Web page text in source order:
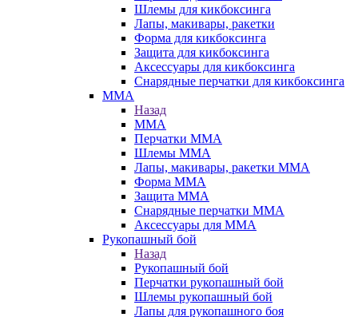
Шлемы для кикбоксинга
Лапы, макивары, ракетки
Форма для кикбоксинга
Защита для кикбоксинга
Аксессуары для кикбоксинга
Снарядные перчатки для кикбоксинга
ММА
Назад
ММА
Перчатки ММА
Шлемы ММА
Лапы, макивары, ракетки ММА
Форма ММА
Защита ММА
Снарядные перчатки ММА
Аксессуары для ММА
Рукопашный бой
Назад
Рукопашный бой
Перчатки рукопашный бой
Шлемы рукопашный бой
Лапы для рукопашного боя